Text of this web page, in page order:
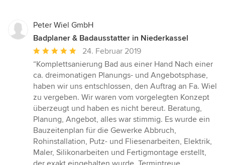
Peter Wiel GmbH
Badplaner & Badausstatter in Niederkassel
Durchschnittliche
Bewertung:
5
von
5
Sternen
24. Februar 2019
“Komplettsanierung Bad aus einer Hand Nach einer
ca. dreimonatigen Planungs- und Angebotsphase,
haben wir uns entschlossen, den Auftrag an Fa. Wiel
zu vergeben. Wir waren vom vorgelegten Konzept
überzeugt und haben es nicht bereut. Beratung,
Planung, Angebot, alles war stimmig. Es wurde ein
Bauzeitenplan für die Gewerke Abbruch,
Rohinstallation, Putz- und Fliesenarbeiten, Elektrik,
Maler, Silikonarbeiten und Fertigmontage erstellt,